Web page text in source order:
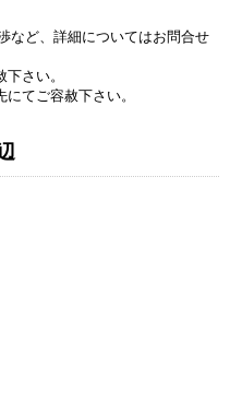
など、詳細についてはお問合せ
さい。
てご容赦下さい。